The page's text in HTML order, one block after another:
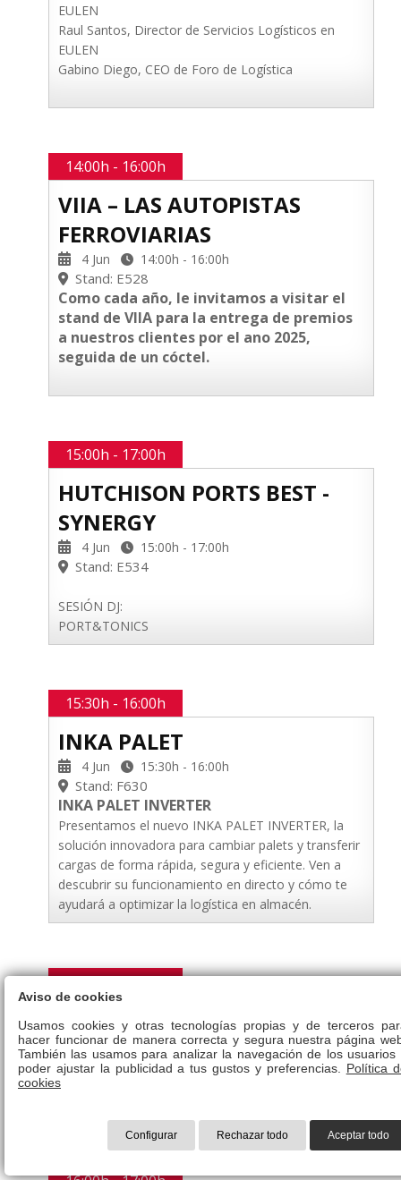
EULEN
Raul Santos, Director de Servicios Logísticos en
EULEN
Gabino Diego, CEO de Foro de Logística
14:00h - 16:00h
VIIA – LAS AUTOPISTAS
FERROVIARIAS
4 Jun 14:00h - 16:00h
Stand: E528
Como cada año, le invitamos a visitar el
stand de VIIA para la entrega de premios
a nuestros clientes por el ano 2025,
seguida de un cóctel.
15:00h - 17:00h
HUTCHISON PORTS BEST -
SYNERGY
4 Jun 15:00h - 17:00h
Stand: E534
SESIÓN DJ:
PORT&TONICS
15:30h - 16:00h
INKA PALET
4 Jun 15:30h - 16:00h
Stand: F630
INKA PALET INVERTER
Presentamos el nuevo INKA PALET INVERTER, la
solución innovadora para cambiar palets y transferir
cargas de forma rápida, segura y eficiente. Ven a
descubrir su funcionamiento en directo y cómo te
ayudará a optimizar la logística en almacén.
16:00h - 18:00h
ACTE
4 Jun 16:00h - 18:00h
Stand: SIL CTL
Aviso de cookies
Usamos cookies y otras tecnologías propias y de terceros
hacer funcionar de manera correcta y segura nuestra página
También las usamos para analizar la navegación de los usuarios
poder ajustar la publicidad a tus gustos y preferencias. Política
cookies
Configurar Rechazar todo Aceptar todo